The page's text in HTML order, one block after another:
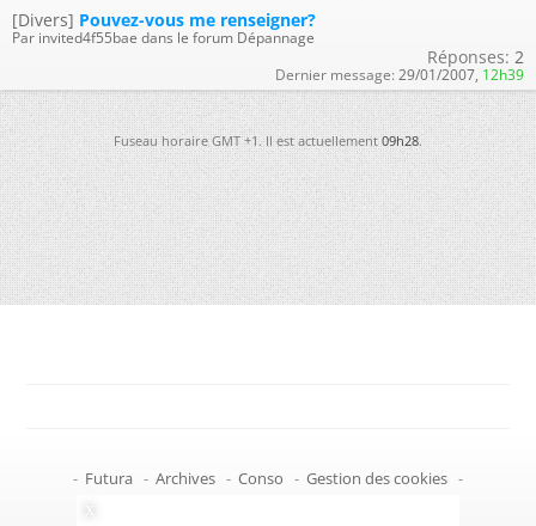
[Divers] Pouvez-vous me renseigner?
Par invited4f55bae dans le forum Dépannage
Réponses: 2
Dernier message: 29/01/2007, 12h39
Fuseau horaire GMT +1. Il est actuellement09h28.
- Futura - Archives - Conso - Gestion des cookies -